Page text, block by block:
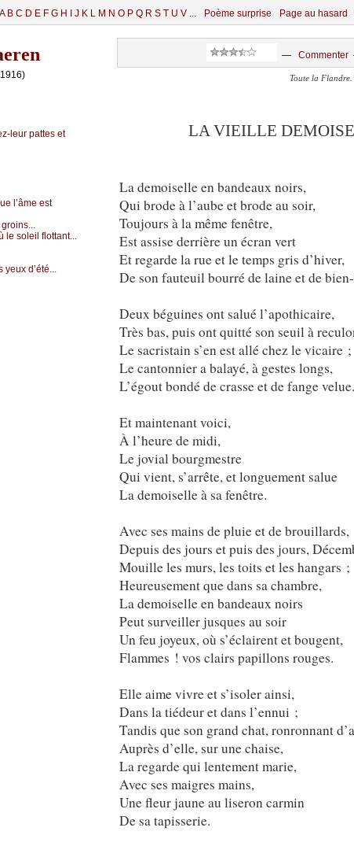
A B C D E F G H J K L M N O P Q R S T U V ... Poème surprise Page au hasard
lеur pаttеs еt
l’âmе еst
lе sоlеil flоttаnt...
уеuх d’été...
— Commenter
Toute la Flandre.
LA VIEILLE
La demoiselle en bandeaux noirs,
Qui brode à l’aube et brode au soir,
Toujours à la même fenêtre,
Est assise derrière un écran vert
Et regarde la rue et le temps gris d’hiver,
De son fauteuil bourré de laine et de
Deux béguines ont salué l’apothicaire,
Très bas, puis ont quitté son seuil à
Le sacristain s’en est allé chez le vicaire ;
Le cantonnier a balayé, à gestes longs,
L’égout bondé de crasse et de fange velue.
Et maintenant voici,
À l’heure de midi,
Le jovial bourgmestre
Qui vient, s’arrête, et longuement salue
La demoiselle à sa fenêtre.
Avec ses mains de pluie et de brouillards,
Depuis des jours et puis des jours,
Mouille les murs, les toits et les hangars ;
Heureusement que dans sa chambre,
La demoiselle en bandeaux noirs
Peut surveiller jusques au soir
Un feu joyeux, où s’éclairent et bougent,
Flammes ! vos clairs papillons rouges.
Elle aime vivre et s’isoler ainsi,
Dans la tiédeur et dans l’ennui ;
Tandis que son grand chat, ronronnant
Auprès d’elle, sur une chaise,
La regarde qui lentement marie,
Avec ses maigres mains,
Une fleur jaune au liseron carmin
De sa tapisserie.